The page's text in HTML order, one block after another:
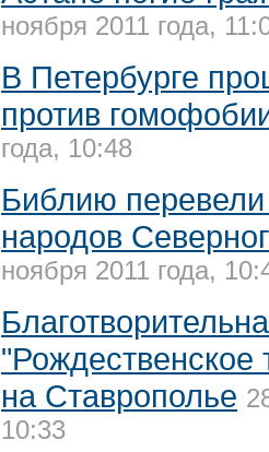
ноября 2011 года,
В Петербурге
против
года, 10:48
Библию
народов
ноября 2011 года,
"Рождественское
на Ставрополье
10:33